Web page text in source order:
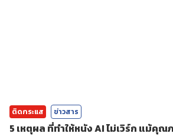
ติดกระแส ข่าวสาร
5 เหตุผล ที่ทำให้หนัง AI ไม่เวิร์ก แม้คุณ